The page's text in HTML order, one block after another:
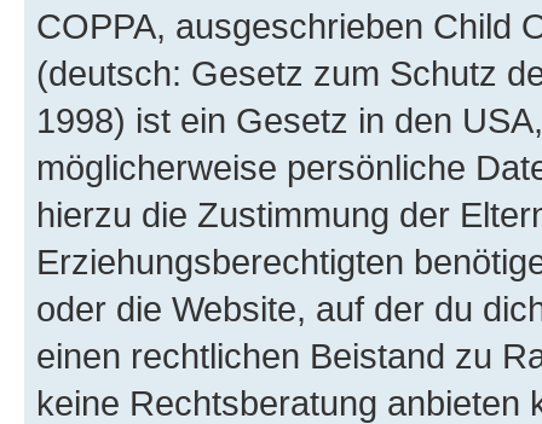
COPPA, ausgeschrieben Child
(deutsch: Gesetz zum Schutz
1998) ist ein Gesetz in den
möglicherweise persönliche
hierzu die Zustimmung der
Erziehungsberechtigten
oder die Website, auf der du
einen rechtlichen Beistand zu
keine Rechtsberatung anbieten